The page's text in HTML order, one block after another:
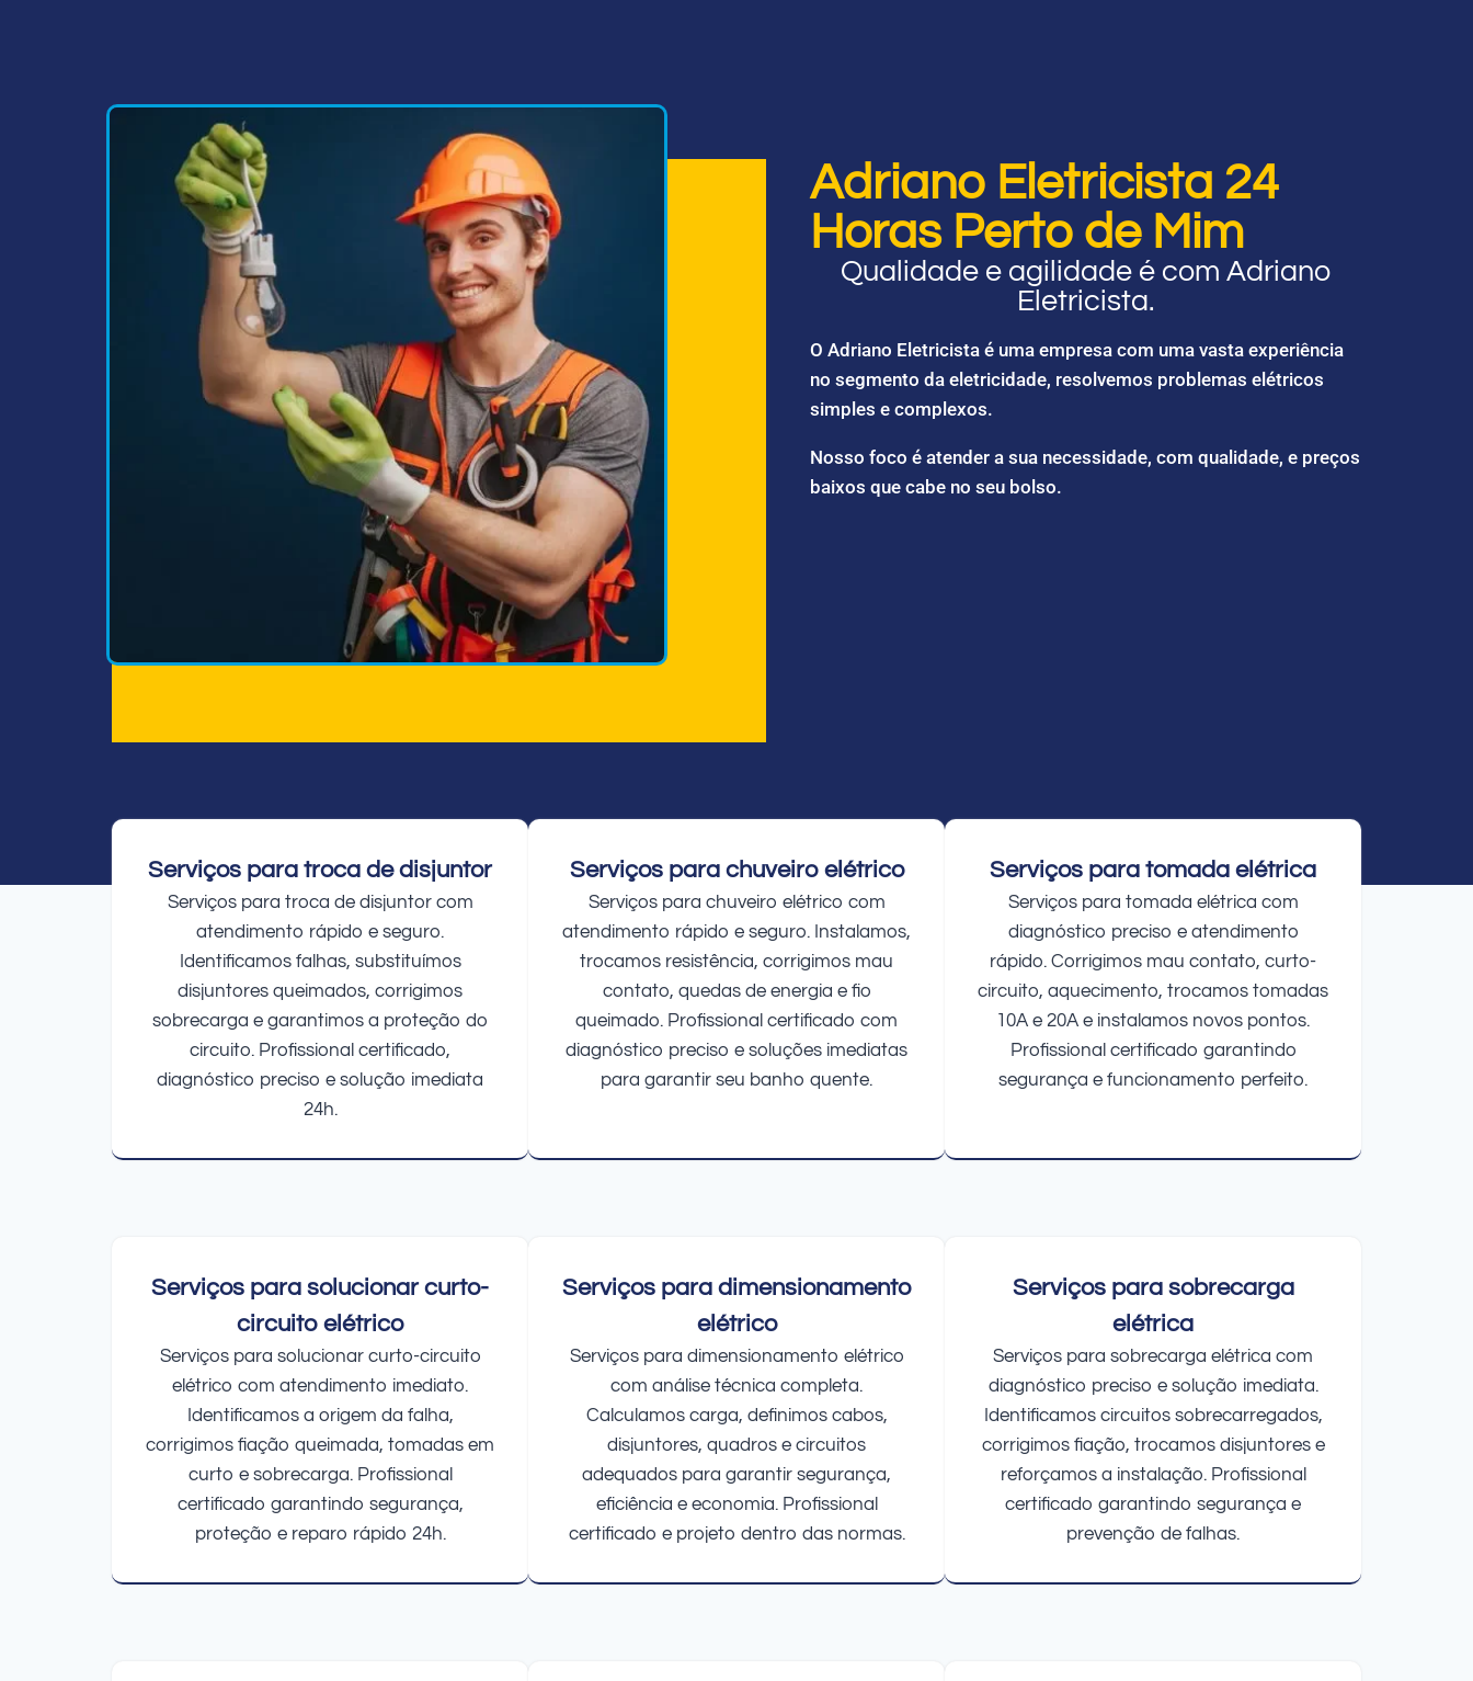
Adriano Eletricista 24
Horas Perto de Mim
Qualidade e agilidade é com Adriano
Eletricista.
O Adriano Eletricista é uma empresa com uma vasta experiência
no segmento da eletricidade, resolvemos problemas elétricos
simples e complexos.
Nosso foco é atender a sua necessidade, com qualidade, e preços
baixos que cabe no seu bolso.
Serviços para troca de disjuntor
Serviços para troca de disjuntor com
atendimento rápido e seguro.
Identificamos falhas, substituímos
disjuntores queimados, corrigimos
sobrecarga e garantimos a proteção do
circuito. Profissional certificado,
diagnóstico preciso e solução imediata
24h.
Serviços para chuveiro elétrico
Serviços para chuveiro elétrico com
atendimento rápido e seguro. Instalamos,
trocamos resistência, corrigimos mau
contato, quedas de energia e fio
queimado. Profissional certificado com
diagnóstico preciso e soluções imediatas
para garantir seu banho quente.
Serviços para tomada elétrica
Serviços para tomada elétrica com
diagnóstico preciso e atendimento
rápido. Corrigimos mau contato, curto-
circuito, aquecimento, trocamos tomadas
10A e 20A e instalamos novos pontos.
Profissional certificado garantindo
segurança e funcionamento perfeito.
Serviços para solucionar curto-
circuito elétrico
Serviços para solucionar curto-circuito
elétrico com atendimento imediato.
Identificamos a origem da falha,
corrigimos fiação queimada, tomadas em
curto e sobrecarga. Profissional
certificado garantindo segurança,
proteção e reparo rápido 24h.
Serviços para dimensionamento
elétrico
Serviços para dimensionamento elétrico
com análise técnica completa.
Calculamos carga, definimos cabos,
disjuntores, quadros e circuitos
adequados para garantir segurança,
eficiência e economia. Profissional
certificado e projeto dentro das normas.
Serviços para sobrecarga
elétrica
Serviços para sobrecarga elétrica com
diagnóstico preciso e solução imediata.
Identificamos circuitos sobrecarregados,
corrigimos fiação, trocamos disjuntores e
reforçamos a instalação. Profissional
certificado garantindo segurança e
prevenção de falhas.